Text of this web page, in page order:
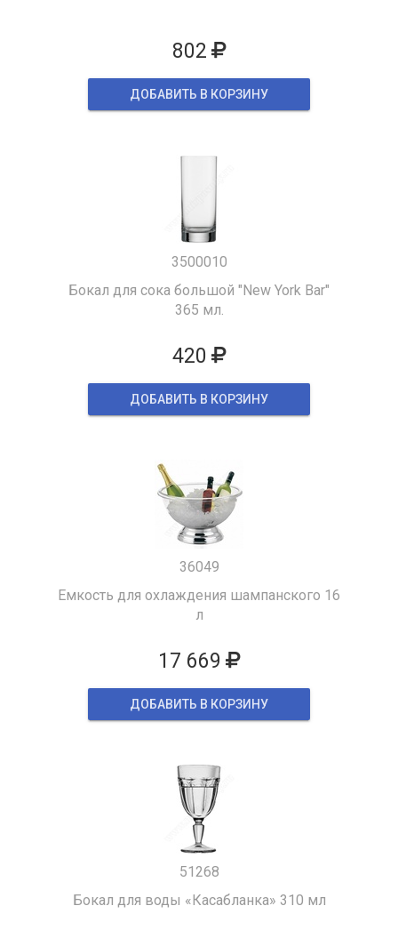
802
ДОБАВИТЬ В КОРЗИНУ
3500010
Бокал для сока большой "New York Bar"
365 мл.
420
ДОБАВИТЬ В КОРЗИНУ
36049
Емкость для охлаждения шампанского 16
л
17 669
ДОБАВИТЬ В КОРЗИНУ
51268
Бокал для воды «Касабланка» 310 мл